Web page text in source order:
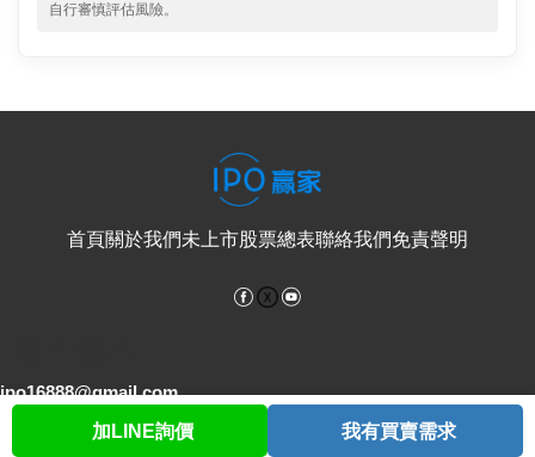
股票查詢 與我聯繫 會員中心
自行審慎評估風險。
首頁關於我們未上市股票總表聯絡我們免責聲明
Facebook
ipo16888@gmail.com
客服專線加LINE詢價 我有買賣需求